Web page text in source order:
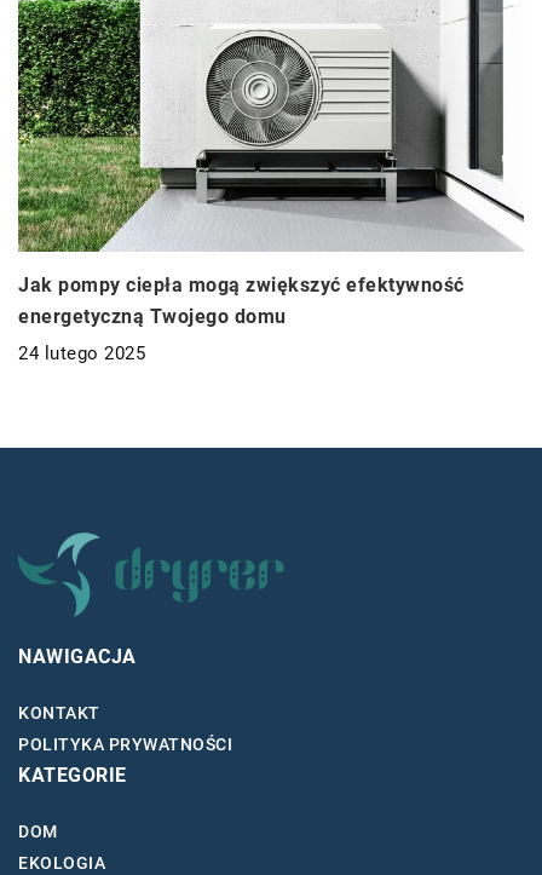
Jak pompy ciepła mogą zwiększyć efektywność
energetyczną Twojego domu
24 lutego 2025
NAWIGACJA
KONTAKT
POLITYKA PRYWATNOŚCI
KATEGORIE
DOM
EKOLOGIA